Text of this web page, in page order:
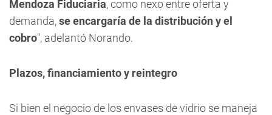
Mendoza Fiduciaria, como nexo entre oferta y
demanda,se encargaría de la distribución y el
cobro", adelantó Norando.
Plazos, financiamiento y reintegro
Si bien el negocio de los envases de vidrio se maneja